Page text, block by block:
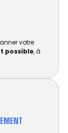
votre
possible, à